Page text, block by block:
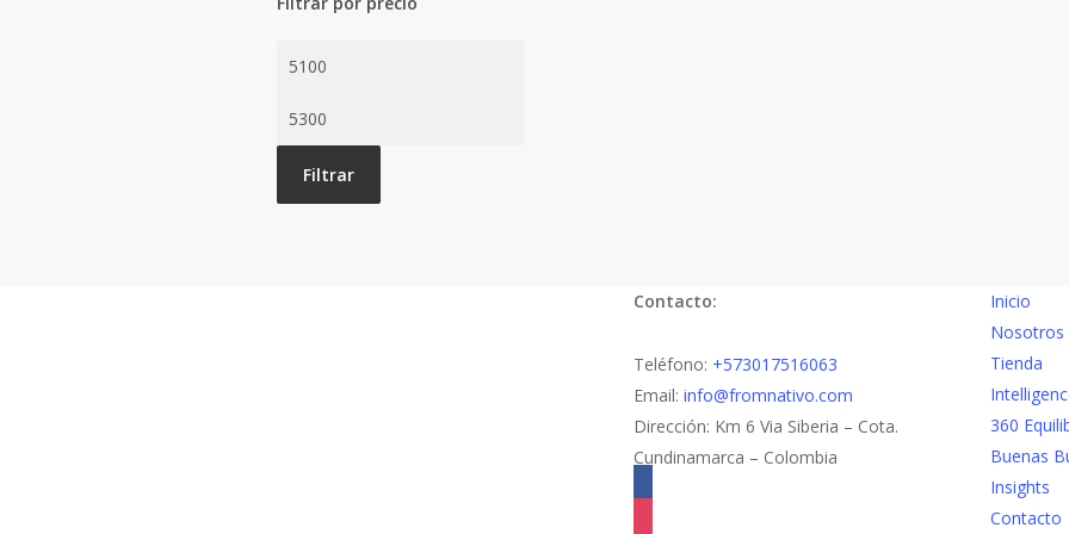
Precio
Precio
máximo
Filtrar
Contacto:
Teléfono: +573017516063
Email:info@fromnativo.com
Dirección: Km 6 Via Siberia – Cota.
Cundinamarca – Colombia
Inicio
Nosotros
Tienda
360
Buenas
Insights
Contacto